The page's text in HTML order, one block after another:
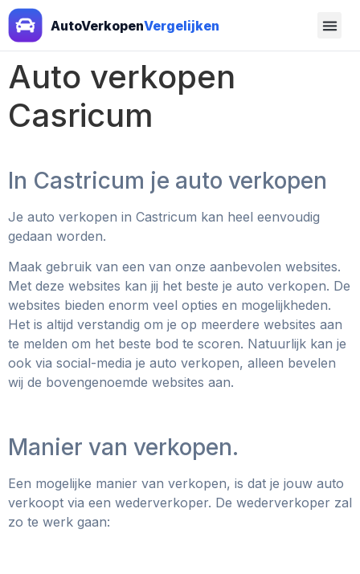
AutoVerkopenVergelijken
Auto verkopen
Casricum
In Castricum je auto verkopen
Je auto verkopen in Castricum kan heel eenvoudig
gedaan worden.
Maak gebruik van een van onze aanbevolen websites.
Met deze websites kan jij het beste je auto verkopen. De
websites bieden enorm veel opties en mogelijkheden.
Het is altijd verstandig om je op meerdere websites aan
te melden om het beste bod te scoren. Natuurlijk kan je
ook via social-media je auto verkopen, alleen bevelen
wij de bovengenoemde websites aan.
Manier van verkopen.
Een mogelijke manier van verkopen, is dat je jouw auto
verkoopt via een wederverkoper. De wederverkoper zal
zo te werk gaan: